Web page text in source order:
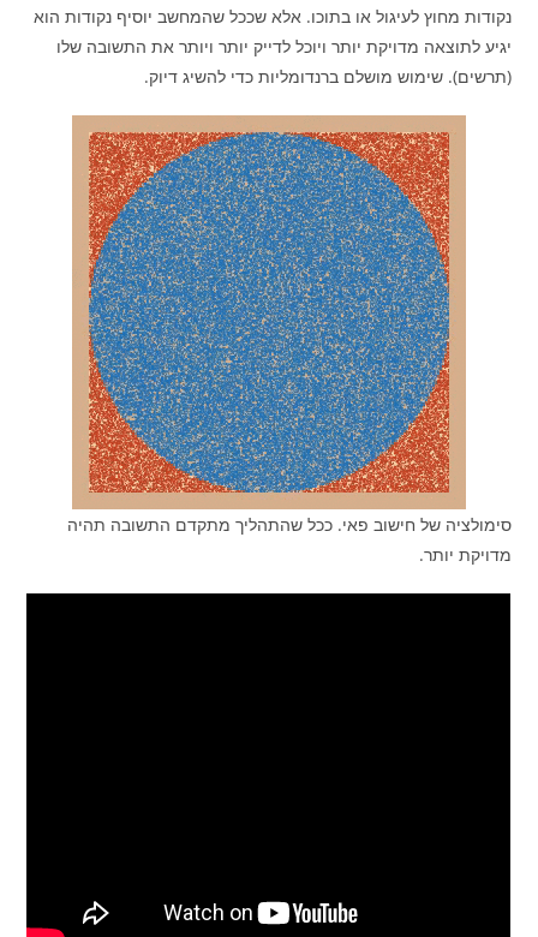
נקודות מחוץ לעיגול או בתוכו. אלא שככל שהמחשב יוסיף נקודות הוא
יגיע לתוצאה מדויקת יותר ויוכל לדייק יותר ויותר את התשובה שלו
(תרשים). שימוש מושלם ברנדומליות כדי להשיג דיוק.
סימולציה של חישוב פאי. ככל שהתהליך מתקדם התשובה תהיה
מדויקת יותר.